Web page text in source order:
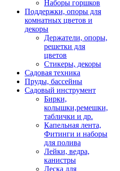
Наборы горшков
Поддержки, опоры для
комнатных цветов и
декоры
Держатели, опоры,
решетки для
цветов
Стикеры, декоры
Садовая техника
Пруды, бассейны
Садовый инструмент
Бирки,
колышки,ремешки,
таблички и др.
Капельная лента,
Фитинги и наборы
для полива
Лейки, ведра,
канистры
Леска для